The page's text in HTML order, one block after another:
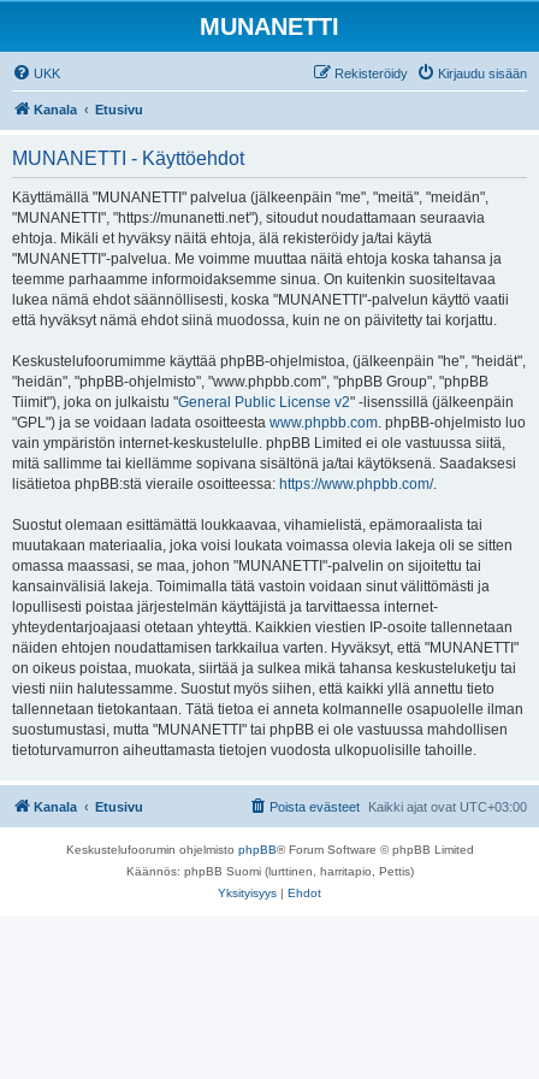
MUNANETTI
UKK Kirjaudu sisään
Rekisteröidy
Kanala Etusivu
MUNANETTI - Käyttöehdot
Käyttämällä "MUNANETTI" palvelua (jälkeenpäin "me", "meitä", "meidän",
"MUNANETTI", "https://munanetti.net"), sitoudut noudattamaan seuraavia
ehtoja. Mikäli et hyväksy näitä ehtoja, älä rekisteröidy ja/tai käytä
"MUNANETTI"-palvelua. Me voimme muuttaa näitä ehtoja koska tahansa ja
teemme parhaamme informoidaksemme sinua. On kuitenkin suositeltavaa
lukea nämä ehdot säännöllisesti, koska "MUNANETTI"-palvelun käyttö vaatii
että hyväksyt nämä ehdot siinä muodossa, kuin ne on päivitetty tai korjattu.
Keskustelufoorumimme käyttää phpBB-ohjelmistoa, (jälkeenpäin "he", "heidät",
"heidän", "phpBB-ohjelmisto", "www.phpbb.com", "phpBB Group", "phpBB
Tiimit"), joka on julkaistu "General Public License v2" -lisenssillä (jälkeenpäin
"GPL") ja se voidaan ladata osoitteesta www.phpbb.com. phpBB-ohjelmisto luo
vain ympäristön internet-keskustelulle. phpBB Limited ei ole vastuussa siitä,
mitä sallimme tai kiellämme sopivana sisältönä ja/tai käytöksenä. Saadaksesi
lisätietoa phpBB:stä vieraile osoitteessa: https://www.phpbb.com/.
Suostut olemaan esittämättä loukkaavaa, vihamielistä, epämoraalista tai
muutakaan materiaalia, joka voisi loukata voimassa olevia lakeja oli se sitten
omassa maassasi, se maa, johon "MUNANETTI"-palvelin on sijoitettu tai
kansainvälisiä lakeja. Toimimalla tätä vastoin voidaan sinut välittömästi ja
lopullisesti poistaa järjestelmän käyttäjistä ja tarvittaessa internet-
yhteydentarjoajaasi otetaan yhteyttä. Kaikkien viestien IP-osoite tallennetaan
näiden ehtojen noudattamisen tarkkailua varten. Hyväksyt, että "MUNANETTI"
on oikeus poistaa, muokata, siirtää ja sulkea mikä tahansa keskusteluketju tai
viesti niin halutessamme. Suostut myös siihen, että kaikki yllä annettu tieto
tallennetaan tietokantaan. Tätä tietoa ei anneta kolmannelle osapuolelle ilman
suostumustasi, mutta "MUNANETTI" tai phpBB ei ole vastuussa mahdollisen
tietoturvamurron aiheuttamasta tietojen vuodosta ulkopuolisille tahoille.
Kanala Etusivu Kaikki ajat ovat UTC+03:00
Poista evästeet
Keskustelufoorumin ohjelmisto phpBB® Forum Software © phpBB Limited
Käännös: phpBB Suomi (lurttinen, harritapio, Pettis)
Yksityisyys | Ehdot